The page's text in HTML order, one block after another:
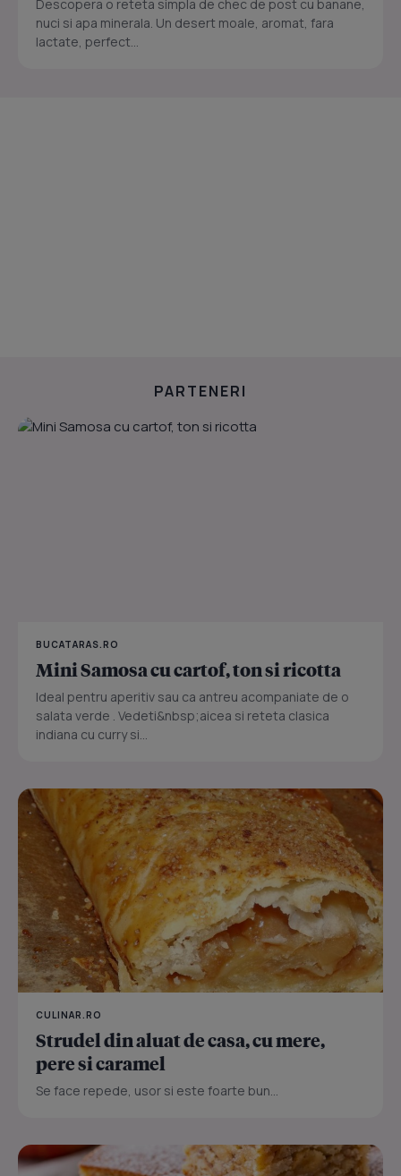
Descopera o reteta simpla de chec de post cu banane,
nuci si apa minerala. Un desert moale, aromat, fara
lactate, perfect...
PARTENERI
BUCATARAS.RO
Mini Samosa cu cartof, ton si ricotta
Ideal pentru aperitiv sau ca antreu acompaniate de o
salata verde . Vedeti&nbsp;aicea si reteta clasica
indiana cu curry si...
CULINAR.RO
Strudel din aluat de casa, cu mere,
pere si caramel
Se face repede, usor si este foarte bun...